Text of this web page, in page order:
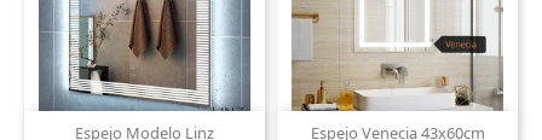
Espejo Modelo Linz Espejo Venecia 43x60cm